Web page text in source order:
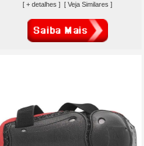
[ + detalhes ] [ Veja Similares ]